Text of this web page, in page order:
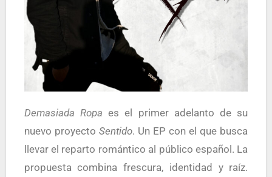
Demasiada Ropa es el primer adelanto de su
nuevo proyecto Sentido. Un EP con el que busca
llevar el reparto romántico al público español. La
propuesta combina frescura, identidad y raíz.